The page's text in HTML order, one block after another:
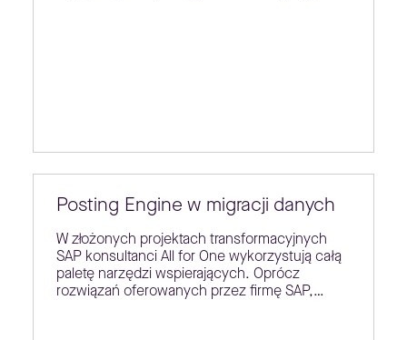
Posting Engine w migracji danych
W złożonych projektach transformacyjnych
SAP konsultanci All for One wykorzystują całą
paletę narzędzi wspierających. Oprócz
rozwiązań oferowanych przez firmę SAP,…